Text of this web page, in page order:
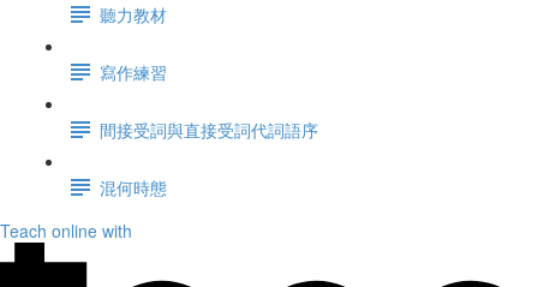
聽力教材
寫作練習
間接受詞與直接受詞代詞語序
混何時態
Teach online with